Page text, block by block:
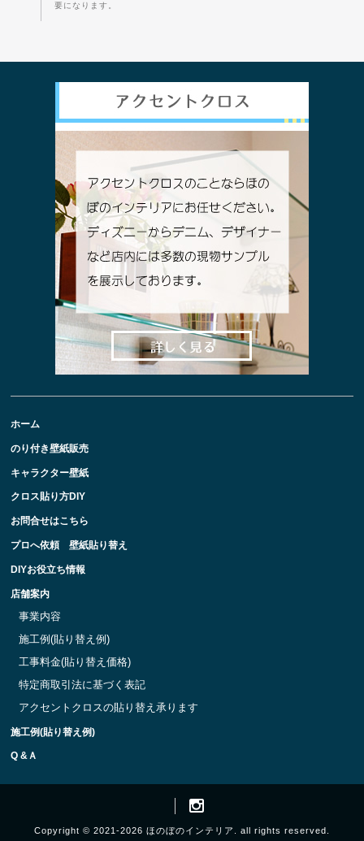
要になります。
ホーム
のり付き壁紙販売
キャラクター壁紙
クロス貼り方DIY
お問合せはこちら
プロへ依頼 壁紙貼り替え
DIYお役立ち情報
店舗案内
事業内容
施工例(貼り替え例)
工事料金(貼り替え価格)
特定商取引法に基づく表記
アクセントクロスの貼り替え承ります
施工例(貼り替え例)
Q &Ａ
Copyright © 2021-2026 ほのぼのインテリア. all rights reserved.